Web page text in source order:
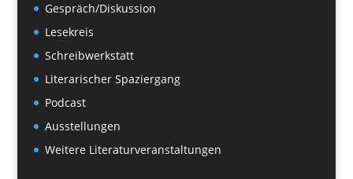
Gespräch/Diskussion
Lesekreis
Schreibwerkstatt
Literarischer Spaziergang
Podcast
Ausstellungen
Weitere Literaturveranstaltungen